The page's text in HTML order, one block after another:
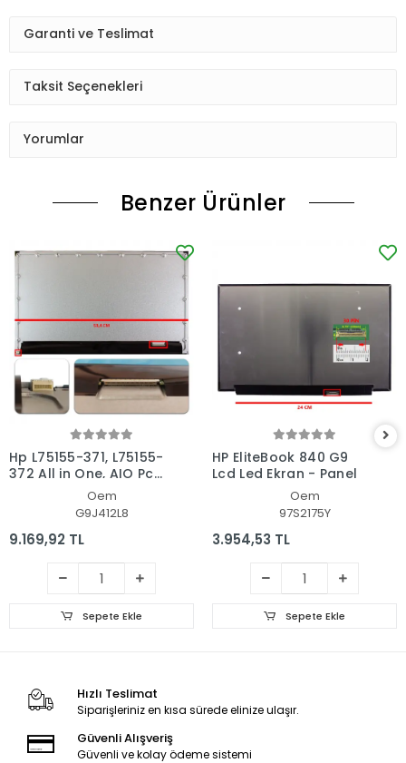
Garanti ve Teslimat
Taksit Seçenekleri
Yorumlar
Benzer Ürünler
Hp L75155-371, L75155-
372 All in One, AIO Pc
Ekran - PanelOem
G9J412L8
9.169,92 TL
Sepete Ekle
HP EliteBook 840 G9
Lcd Led Ekran - Panel
Oem
97S2175Y
3.954,53 TL
Sepete Ekle
Hızlı Teslimat
Siparişleriniz en kısa sürede elinize ulaşır.
Güvenli Alışveriş
Güvenli ve kolay ödeme sistemi